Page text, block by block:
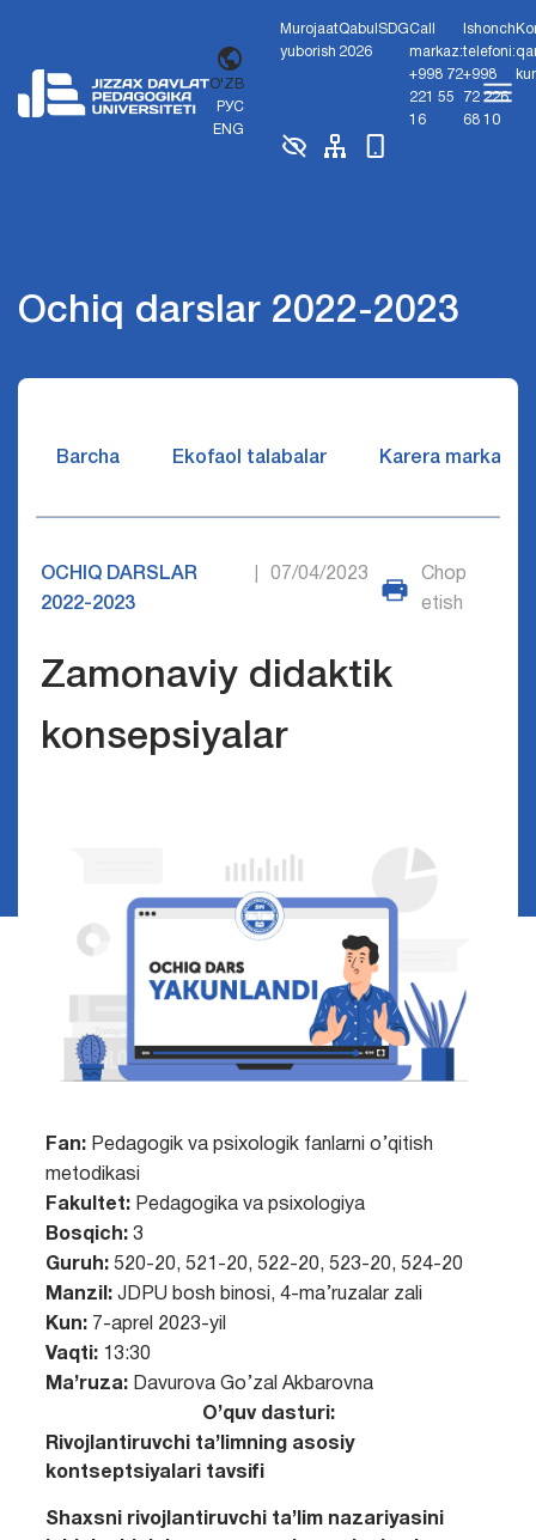
O'ZB
РУС
ENG
Murojaat
yuborish
Qabul
2026
SDGCall
markaz:
+998 72
221 55
16
Ishonch
telefoni:
+998
72 226
68 10
Ochiq darslar 2022-2023
Barcha Ekofaol talabalar Karera markazi
OCHIQ DARSLAR
2022-2023
07/04/2023
Chop
etish
Zamonaviy didaktik
konsepsiyalar
Fan: Pedagogik va psixologik fanlarni o’qitish
metodikasi
Fakultet:Pedagogika va psixologiya
Bosqich:3
Guruh:520-20, 521-20, 522-20, 523-20, 524-20
Manzil:JDPU bosh binosi, 4-ma’ruzalar zali
Kun: 7-aprel 2023-yil
Vaqti:13:30
Ma’ruza:Davurova Go’zal Akbarovna
O’quv dasturi:
Rivojlantiruvchi ta’limning asosiy
kontseptsiyalari tavsifi
Shaxsni rivojlantiruvchi ta’lim nazariyasini